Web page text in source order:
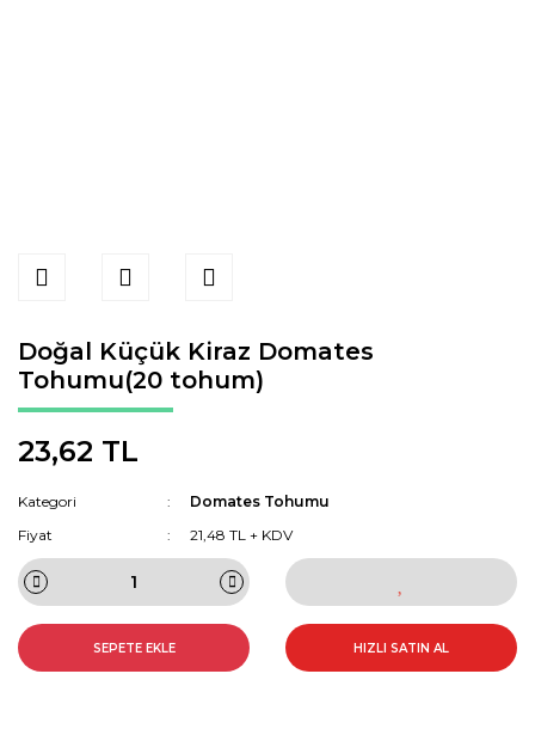
Doğal Küçük Kiraz Domates
Tohumu(20 tohum)
23,62 TL
Kategori
Domates Tohumu
Fiyat
21,48 TL + KDV
SEPETE EKLE HIZLI SATIN AL